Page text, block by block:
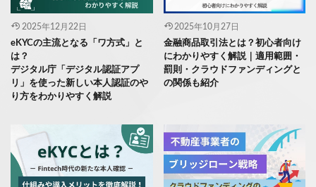
2025年12月22日
eKYCの主流となる「ワ方式」と
は？
デジタル庁「デジタル認証アプ
リ」を使った新しい本人認証のや
り方をわかりやすく解説
2025年10月27日
金融商品取引法とは？初心者向け
にわかりやすく解説｜適用範囲・
罰則・クラウドファンディングと
の関係も紹介